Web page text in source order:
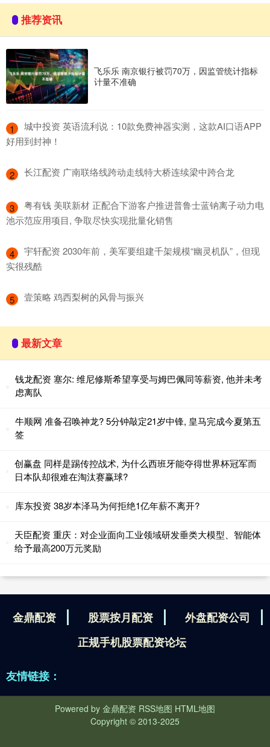
推荐资讯
飞乐乐 南京银行被罚70万，因监管统计指标
计量不准确
1
​城中投资 英语流利说：10款免费神器实测，这款AI口语APP
好用到封神！
2 ​长江配资 广南联络线跨动走线特大桥连续梁中跨合龙
3
​粤有钱 美联新材 正配合下游客户推进普鲁士蓝钠离子动力电
池示范应用项目, 争取尽快实现批量化销售
4
​宇轩配资 2030年前，美军要组建千架规模“幽灵机队”，但现
实很残酷
5 ​壹策略 鸡西梨树的风骨与振兴
最新文章
钱龙配资 塞尔: 维尼修斯希望享受与姆巴佩同等薪资, 他并未考
虑离队
牛顺网 准备召唤神龙? 5分钟敲定21岁中锋, 皇马完成今夏第五
签
创赢盘 同样是踢传控战术, 为什么西班牙能夺得世界杯冠军而
日本队却很难在淘汰赛赢球?
库东投资 38岁本泽马为何拒绝1亿年薪不离开?
天臣配资 重庆：对企业面向工业领域研发垂类大模型、智能体
给予最高200万元奖励
金鼎配资 股票按月配资
外盘配资公司
正规手机股票配资论坛
友情链接：
Powered by 金鼎配资 RSS地图 HTML地图
Copyright © 2013-2025